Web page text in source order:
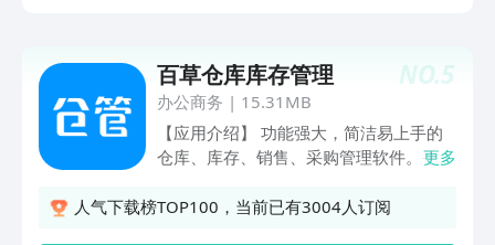
动态，高效处理每一个订单。 1.商品快
速发布上架 2.实时同步，0漏单 3.库存智
能同步，杜绝超卖 4.售后工单闭环，服
务效率翻倍 【特色亮点】 1.数据安全：
阿里云服务器储存、多重加密，等同银行
月都有惊喜，新增功能或优化体验，紧跟
- 对接智能收银一体机、PDA、POS开单
刷卡一体机、扫码器等各类智能设备，实
现快速开单和收银 【建议反馈】 在使用
中有任何问题和意见均可通过以下方式反
热线: 4001845682
NO.5
百草仓库库存管理
办公商务 | 15.31MB
【应用介绍】 功能强大，简洁易上手的
仓库、库存、销售、采购管理软件。手
账、管销售、管店铺。设计精美、功能强
更多
人气下载榜TOP100，当前已有3004人订阅